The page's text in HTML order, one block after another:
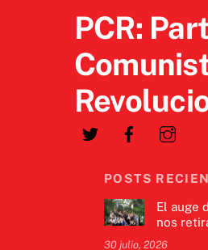
PCR:
POSTS
El auge
nos
30 julio, 2026